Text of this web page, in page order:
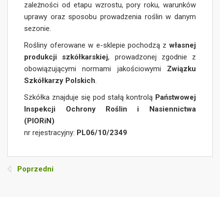
zależności od etapu wzrostu, pory roku, warunków
uprawy oraz sposobu prowadzenia roślin w danym
sezonie.
Rośliny oferowane w e-sklepie pochodzą zwłasnej
produkcji szkółkarskiej, prowadzonej zgodnie z
obowiązującymi normami jakościowymi Związku
Szkółkarzy Polskich.
Szkółka znajduje się pod stałą kontrolą Państwowej
Inspekcji Ochrony Roślin i Nasiennictwa
(PIORiN)
nr rejestracyjny: PL06/10/2349
Poprzedni